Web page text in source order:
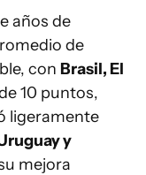
años de
de
con Brasil, El
10 puntos,
ligeramente
y
mejora